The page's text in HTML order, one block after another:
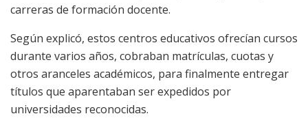
carreras de formación docente.
Según explicó, estos centros educativos ofrecían cursos
durante varios años, cobraban matrículas, cuotas y
otros aranceles académicos, para finalmente entregar
títulos que aparentaban ser expedidos por
universidades reconocidas.